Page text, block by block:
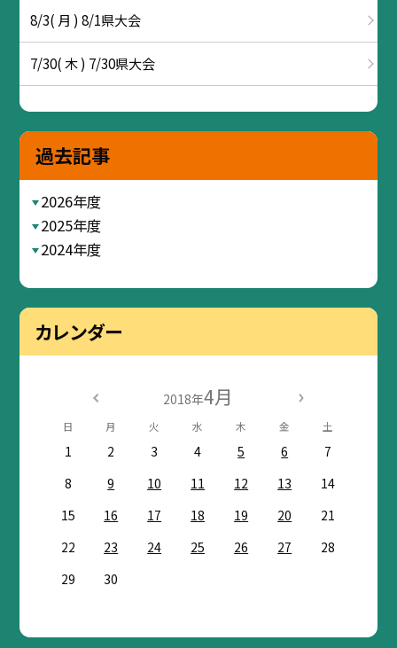
8/3( 月 ) 8/1県大会
7/30( 木 ) 7/30県大会
過去記事
2026年度
2025年度
2024年度
カレンダー
2018年4月
日 月 火 水 木 金 土
1 2 3 4 5 6
7
8
9 10 11 12 13
14
15
16 17 18 19 20
21
22
23 24 25 26 27
28
29
30